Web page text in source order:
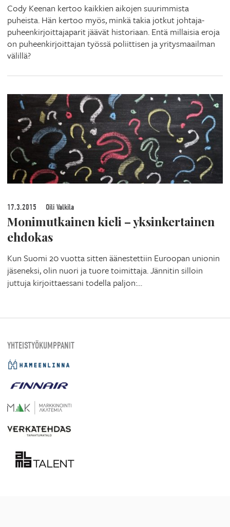
Cody Keenan kertoo kaikkien aikojen suurimmista
puheista. Hän kertoo myös, minkä takia jotkut johtaja-
puheenkirjoittajaparit jäävät historiaan. Entä millaisia eroja
on puheenkirjoittajan työssä poliittisen ja yritysmaailman
välillä?
17.3.2015 Oili Valkila
Monimutkainen kieli – yksinkertainen
ehdokas
Kun Suomi 20 vuotta sitten äänestettiin Euroopan unionin
jäseneksi, olin nuori ja tuore toimittaja. Jännitin silloin
juttuja kirjoittaessani todella paljon:…
YHTEISTYÖKUMPPANIT